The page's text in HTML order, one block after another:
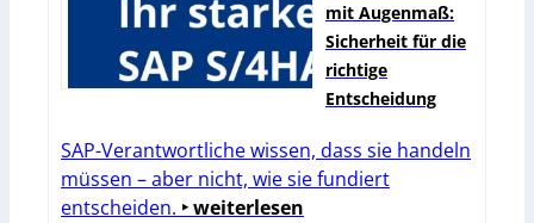
mit Augenmaß:
Sicherheit für die
richtige
Entscheidung
SAP-Verantwortliche wissen, dass sie handeln
müssen – aber nicht, wie sie fundiert
entscheiden. ‣ weiterlesen